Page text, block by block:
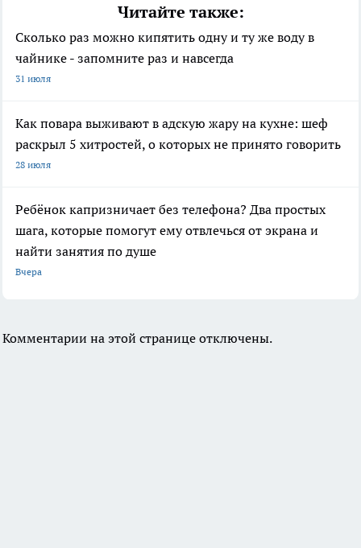
Читайте также:
Сколько раз можно кипятить одну и ту же воду в
чайнике - запомните раз и навсегда
31 июля
Как повара выживают в адскую жару на кухне: шеф
раскрыл 5 хитростей, о которых не принято говорить
28 июля
Ребёнок капризничает без телефона? Два простых
шага, которые помогут ему отвлечься от экрана и
найти занятия по душе
Вчера
Комментарии на этой странице отключены.